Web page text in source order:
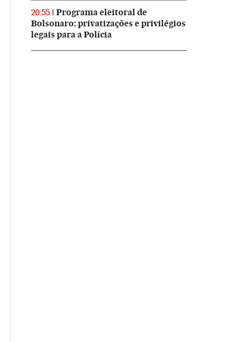
20:55
Programa eleitoral de
Bolsonaro: privatizações e privilégios
legais para a Polícia